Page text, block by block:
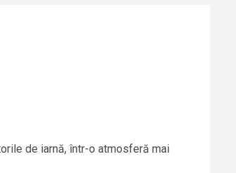
de iarnă, într-o atmosferă mai